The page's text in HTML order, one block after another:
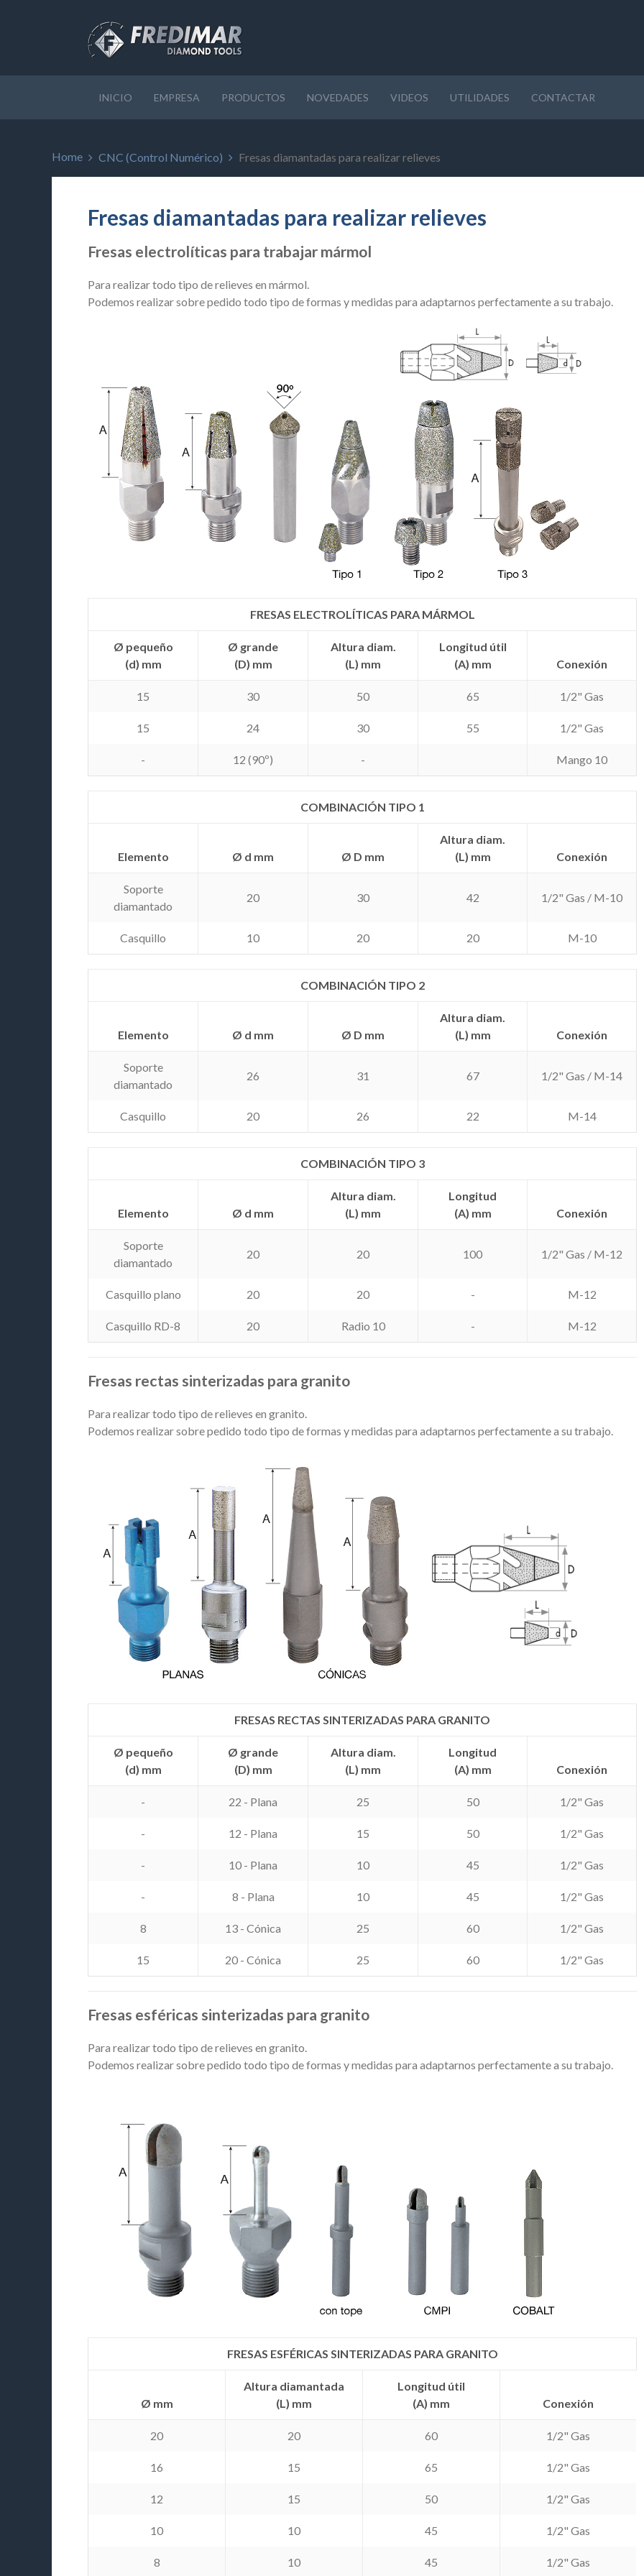
INICIO EMPRESA PRODUCTOS NOVEDADES VIDEOS UTILIDADES CONTACTAR
Home CNC (Control Numérico) Fresas diamantadas para realizar relieves
Fresas diamantadas para realizar relieves
Fresas electrolíticas para trabajar mármol
Para realizar todo tipo de relieves en mármol.
Podemos realizar sobre pedido todo tipo de formas y medidas para adaptarnos perfectamente a su trabajo.
FRESAS ELECTROLÍTICAS PARA MÁRMOL
Ø pequeño
(d) mm
Ø grande
(D) mm
Altura diam.
(L) mm
Longitud útil
(A) mm
Conexión
15 30 50 65 1/2" Gas
15 24 30 55 1/2" Gas
- 12 (90º) - Mango 10
COMBINACIÓN TIPO 1
Elemento Ø d mm Ø D mm
Altura diam.
(L) mm
Conexión
Soporte
diamantado
20 30 42 1/2" Gas / M-10
Casquillo 10 20 20 M-10
COMBINACIÓN TIPO 2
Elemento Ø d mm Ø D mm
Altura diam.
(L) mm
Conexión
Soporte
diamantado
26 31 67 1/2" Gas / M-14
Casquillo 20 26 22 M-14
COMBINACIÓN TIPO 3
Elemento Ø d mm
Altura diam.
(L) mm
Longitud
(A) mm
Conexión
Soporte
diamantado
20 20 100 1/2" Gas / M-12
Casquillo plano 20 20 - M-12
Casquillo RD-8 20 Radio 10 - M-12
Fresas rectas sinterizadas para granito
Para realizar todo tipo de relieves en granito.
Podemos realizar sobre pedido todo tipo de formas y medidas para adaptarnos perfectamente a su trabajo.
FRESAS RECTAS SINTERIZADAS PARA GRANITO
Ø pequeño
(d) mm
Ø grande
(D) mm
Altura diam.
(L) mm
Longitud
(A) mm
Conexión
- 22 - Plana 25 50 1/2" Gas
- 12 - Plana 15 50 1/2" Gas
- 10 - Plana 10 45 1/2" Gas
- 8 - Plana 10 45 1/2" Gas
8 13 - Cónica 25 60 1/2" Gas
15 20 - Cónica 25 60 1/2" Gas
Fresas esféricas sinterizadas para granito
Para realizar todo tipo de relieves en granito.
Podemos realizar sobre pedido todo tipo de formas y medidas para adaptarnos perfectamente a su trabajo.
FRESAS ESFÉRICAS SINTERIZADAS PARA GRANITO
Ø mm
Altura diamantada
(L) mm
Longitud útil
(A) mm
Conexión
20 20 60 1/2" Gas
16 15 65 1/2" Gas
12 15 50 1/2" Gas
10 10 45 1/2" Gas
8 10 45 1/2" Gas